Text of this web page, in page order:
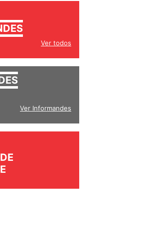
Ver todos
Ver Informandes